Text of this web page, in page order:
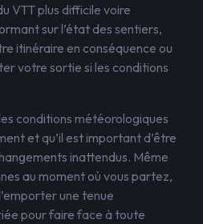
VTT plus difficile voire
sur l’état des sentiers,
itinéraire en conséquence ou
votre sortie si les conditions
conditions météorologiques
et qu’il est important d’être
inattendus. Même
au moment où vous partez,
une tenue
pour faire face à toute